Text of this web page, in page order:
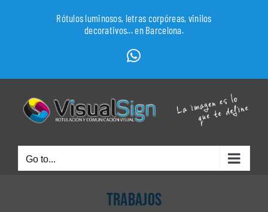
Rótulos luminosos, letras corpóreas, vinilos
decorativos... en Barcelona.
WhatsApp
Go to...
TRABAJOS